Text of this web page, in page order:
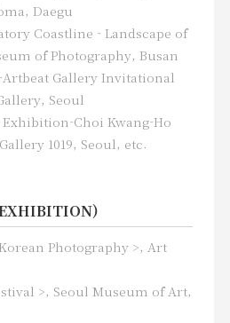
only talked about the
his closest family,
an opportunity to
eventually die,
living and live and die.
important project
the story of the
life and death.
see his experimental
can meet his early
series, and multiple
at the Shingu
Daegu
Coastline - Landscape of
of Photography, Busan
Artbeat Gallery Invitational
Seoul
Exhibition-Choi Kwang-Ho
1019, Seoul, etc.
Photography >, Art
>, Seoul Museum of Art,